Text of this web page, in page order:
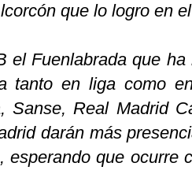
que lo logro en
el Fuenlabrada que
tanto en liga como
Sanse, Real Madrid
darán más
esperando que ocurre